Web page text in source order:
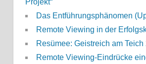
Projekt“
Das Entführungsphänomen
Remote Viewing in der
Resümee: Geistreich am Teich
Remote Viewing-Eindrücke